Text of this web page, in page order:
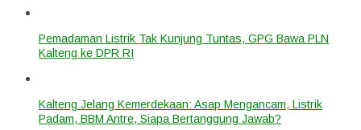
Pemadaman Listrik Tak Kunjung Tuntas, GPG Bawa PLN
Kalteng ke DPR RI
Kalteng Jelang Kemerdekaan: Asap Mengancam, Listrik
Padam, BBM Antre, Siapa Bertanggung Jawab?